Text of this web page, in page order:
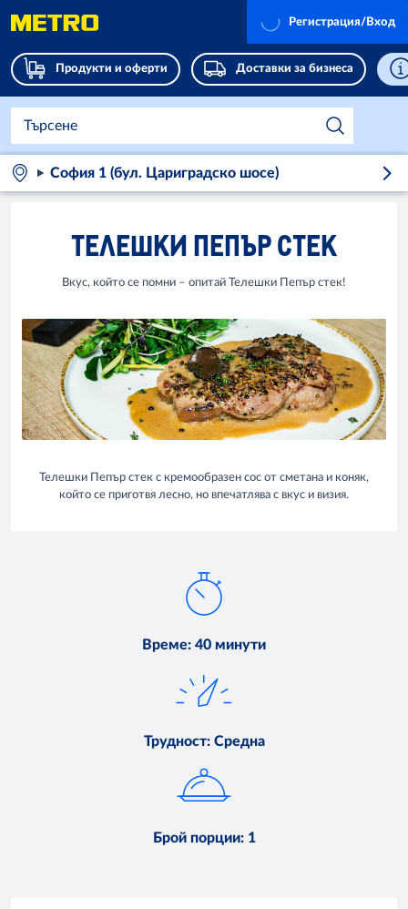
Продукти и оферти Доставки за бизнеса
Регистрация/Вход
София 1 (бул. Цариградско шосе)
ТЕЛЕШКИ ПЕПЪР СТЕК
Вкус, който се помни – опитай Телешки Пепър стек!
Телешки Пепър стек с кремообразен сос от сметана и коняк,
който се приготвя лесно, но впечатлява с вкус и визия.
Време: 40 минути
Трудност: Средна
Брой порции: 1